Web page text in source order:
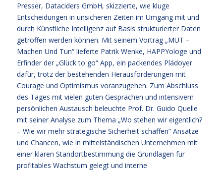
Presser, Dataciders GmbH, skizzierte, wie kluge
Entscheidungen in unsicheren Zeiten im Umgang mit und
durch Künstliche Intelligenz auf Basis strukturierter Daten
getroffen werden können. Mit seinem Vortrag „MUT –
Machen Und Tun“ lieferte Patrik Wenke, HAPPYologe und
Erfinder der „Glück to go“ App, ein packendes Plädoyer
dafür, trotz der bestehenden Herausforderungen mit
Courage und Optimismus voranzugehen. Zum Abschluss
des Tages mit vielen guten Gesprächen und intensivem
persönlichen Austausch beleuchte Prof. Dr. Guido Quelle
mit seiner Analyse zum Thema „Wo stehen wir eigentlich?
– Wie wir mehr strategische Sicherheit schaffen“ Ansätze
und Chancen, wie in mittelständischen Unternehmen mit
einer klaren Standortbestimmung die Grundlagen für
profitables Wachstum gelegt und interne